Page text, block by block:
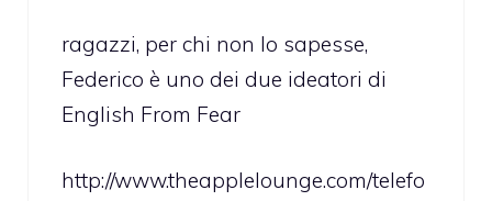
ragazzi, per chi non lo sapesse,
Federico è uno dei due ideatori di
English From Fear
http://www.theapplelounge.com/telefo